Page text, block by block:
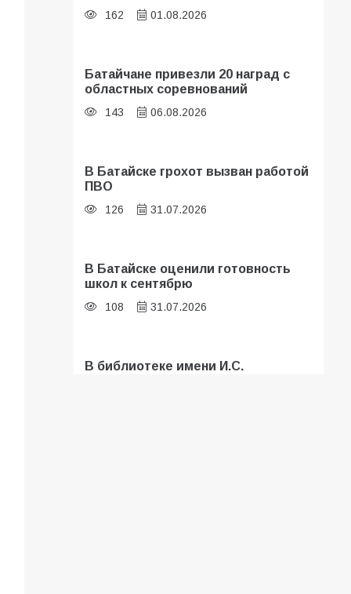
162 01.08.2026
Батайчане привезли 20 наград с
областных соревнований
143 06.08.2026
В Батайске грохот вызван работой
ПВО
126 31.07.2026
В Батайске оценили готовность
школ к сентябрю
108 31.07.2026
В библиотеке имени И.С.